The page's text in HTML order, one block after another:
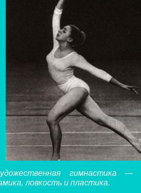
гимнастика
ловкость и пластика.